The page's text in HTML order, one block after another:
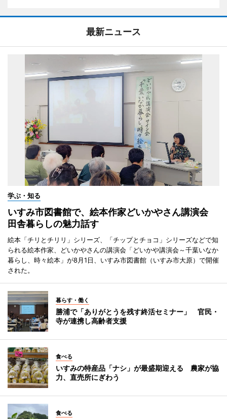
最新ニュース
学ぶ・知る
いすみ市図書館で、絵本作家どいかやさん講演会
田舎暮らしの魅力話す
絵本「チリとチリリ」シリーズ、「チップとチョコ」シリーズなどで知
られる絵本作家、どいかやさんの講演会「どいかや講演会～千葉いなか
暮らし、時々絵本」が8月1日、いすみ市図書館（いすみ市大原）で開催
された。
暮らす・働く
勝浦で「ありがとうを残す終活セミナー」 官民・
寺が連携し高齢者支援
食べる
いすみの特産品「ナシ」が最盛期迎える 農家が協
力、直売所にぎわう
食べる